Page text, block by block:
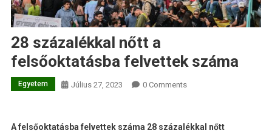
28 százalékkal nőtt a
felsőoktatásba felvettek száma
Egyetem Július 27, 2023 0 Comments
A felsőoktatásba felvettek száma 28 százalékkal nőtt